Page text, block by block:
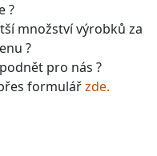
?
množství výrobků za
?
pro nás ?
formulářzde.